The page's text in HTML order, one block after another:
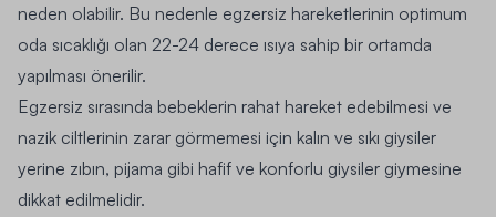
neden olabilir. Bu nedenle egzersiz hareketlerinin optimum
oda sıcaklığı olan 22-24 derece ısıya sahip bir ortamda
yapılması önerilir.
Egzersiz sırasında bebeklerin rahat hareket edebilmesi ve
nazik ciltlerinin zarar görmemesi için kalın ve sıkı giysiler
yerine zıbın, pijama gibi hafif ve konforlu giysiler giymesine
dikkat edilmelidir.